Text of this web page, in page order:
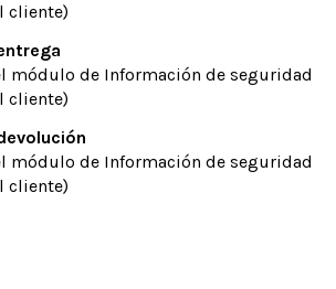
cliente)
módulo de Información de seguridad
cliente)
módulo de Información de seguridad
cliente)